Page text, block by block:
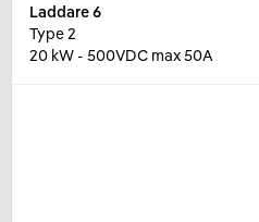
Laddare6
Type 2
20 kW - 500VDC max 50A